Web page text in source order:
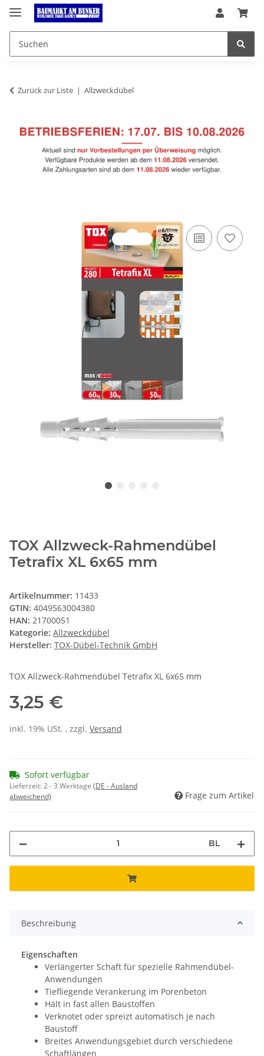
Zurück zur Liste Allzweckdübel
TOX Allzweck-Rahmendübel
Tetrafix XL 6x65 mm
Artikelnummer: 11433
GTIN: 4049563004380
HAN: 21700051
Kategorie: Allzweckdübel
Hersteller: TOX-Dübel-Technik GmbH
TOX Allzweck-Rahmendübel Tetrafix XL 6x65 mm
3,25 €
inkl. 19% USt. , zzgl. Versand
Sofort verfügbar
Lieferzeit:2 - 3 Werktage (DE - Ausland
abweichend)
Frage zum Artikel
BL
Beschreibung
Eigenschaften
Verlängerter Schaft für spezielle Rahmendübel-
Anwendungen
Tiefliegende Verankerung im Porenbeton
Hält in fast allen Baustoffen
Verknotet oder spreizt automatisch je nach
Baustoff
Breites Anwendungsgebiet durch verschiedene
Schaftlängen